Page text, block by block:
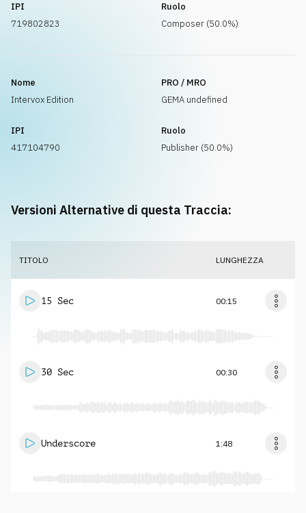
IPI
719802823
Ruolo
Composer (50.0%)
Nome
Intervox Edition
PRO / MRO
GEMA undefined
IPI
417104790
Ruolo
Publisher (50.0%)
Versioni Alternative di questa Traccia:
TITOLO LUNGHEZZA
15 Sec 00:15
30 Sec 00:30
Underscore 1:48